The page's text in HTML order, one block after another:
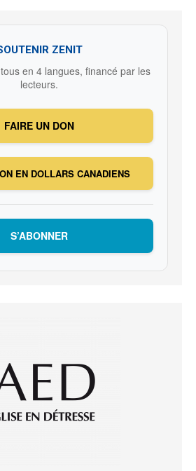
ZENIT
en 4 langues, financé par les
lecteurs.
FAIRE UN DON
EN DOLLARS CANADIENS
S’ABONNER